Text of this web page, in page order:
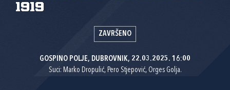
1919
ZAVRŠENO
GOSPINO POLJE, DUBROVNIK, 22.03.2025. 16:00
Suci: Marko Dropulić, Pero Stjepović, Orges Golja.